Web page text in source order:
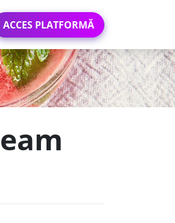
ACCES PLATFORMĂ